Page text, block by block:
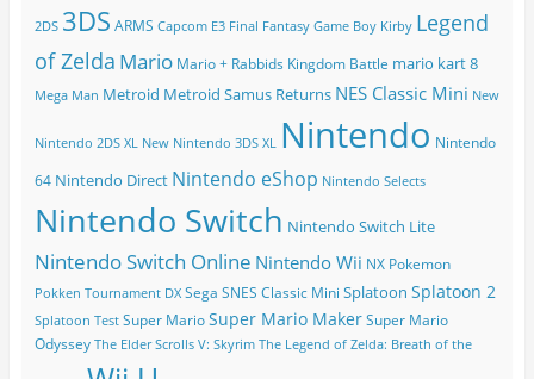
2DS 3DS ARMS Capcom E3 Final Fantasy Game Boy Kirby Legend
of Zelda Mario Mario + Rabbids Kingdom Battle mario kart 8
Mega Man Metroid Metroid Samus Returns NES Classic Mini New
Nintendo 2DS XL New Nintendo 3DS XL Nintendo Nintendo
64 Nintendo Direct Nintendo eShop Nintendo Selects
Nintendo Switch Nintendo Switch Lite
Nintendo Switch Online Nintendo Wii NX Pokemon
Pokken Tournament DX Sega SNES Classic Mini Splatoon Splatoon 2
Splatoon Test Super Mario Super Mario Maker Super Mario
Odyssey The Elder Scrolls V: Skyrim The Legend of Zelda: Breath of the